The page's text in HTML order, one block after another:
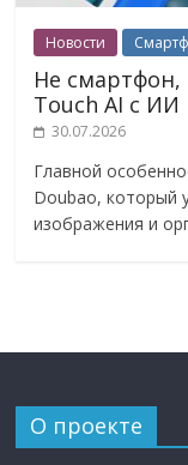
Новости
Не
Touch AI с ИИ
30.07.2026
Главной
Doubao, который
изображения и
О проекте